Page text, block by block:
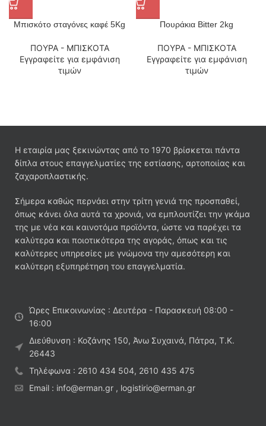
Μπισκότο σταγόνες καφέ 5Kg
ΠΟΥΡΑ - ΜΠΙΣΚΟΤΑ
Εγγραφείτε για εμφάνιση
τιμών
Πουράκια Bitter 2kg
ΠΟΥΡΑ - ΜΠΙΣΚΟΤΑ
Εγγραφείτε για εμφάνιση
τιμών
Η εταιρία μας ξεκινώντας από το 1970 βρίσκεται πάντα
δίπλα στους επαγγελματίες της εστίασης, αρτοποιίας και
ζαχαροπλαστικής.
Σήμερα καθώς περνάει στην τρίτη γενιά της προσπαθεί,
όπως κάνει όλα αυτά τα χρονιά, να εμπλουτίζει την γκάμα
της με νέα και καινοτόμα προϊόντα, ώστε να παρέχει τα
καλύτερα και ποιοτικότερα της αγοράς, όπως και τις
καλύτερες υπηρεσίες με γνώμονα την αμεσότερη και
καλύτερη εξυπηρέτηση του επαγγελματία.
Ώρες Επικοινωνίας : Δευτέρα - Παρασκευή 08:00 -
16:00
Διεύθυνση : Κοζάνης 150, Άνω Συχαινά, Πάτρα, Τ.Κ.
26443
Τηλέφωνα : 2610 434 504, 2610 435 475
Email : info@erman.gr , logistirio@erman.gr